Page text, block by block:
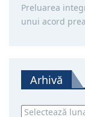
Preluarea
unui acord
Arhivă
Arhivă